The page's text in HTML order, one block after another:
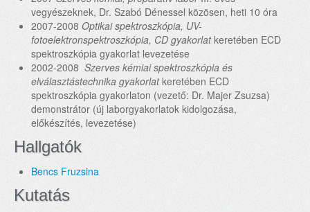
vegyészeknek, Dr. Szabó Dénessel közösen, heti 10 óra
2007-2008 Optikai spektroszkópia, UV-
fotoelektronspektroszkópia, CD gyakorlatkeretében ECD
spektroszkópia gyakorlat levezetése
2002-2008 Szerves kémiai spektroszkópia és
elválasztástechnika gyakorlatkeretében ECD
spektroszkópia gyakorlaton (vezető: Dr. Majer Zsuzsa)
demonstrátor (új laborgyakorlatok kidolgozása,
előkészítés, levezetése)
Hallgatók
Bencs Fruzsina
Kutatás